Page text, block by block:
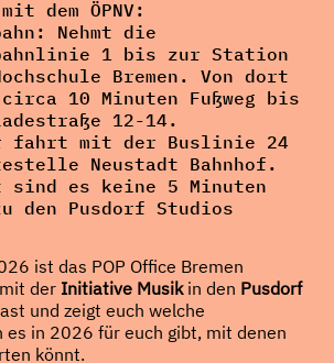
dem ÖPNV:
Nehmt die
1 bis zur Station
Bremen. Von dort
10 Minuten Fußweg bis
12-14.
fahrt mit der Buslinie 24
Neustadt Bahnhof.
sind es keine 5 Minuten
den Pusdorf Studios
ist das POP Office Bremen
derInitiative Musikin den Pusdorf
und zeigt euch welche
es in 2026 für euch gibt, mit denen
könnt.